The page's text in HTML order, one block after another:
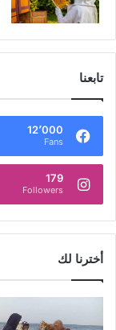
تابعنا
12٬000
Fans
179
Followers
أخترنا لك